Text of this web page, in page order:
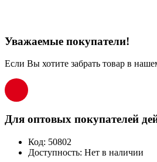
Уважаемые покупатели!
Если Вы хотите забрать товар в
Для оптовых покупателей
Код: 50802
Доступность: Нет в наличии